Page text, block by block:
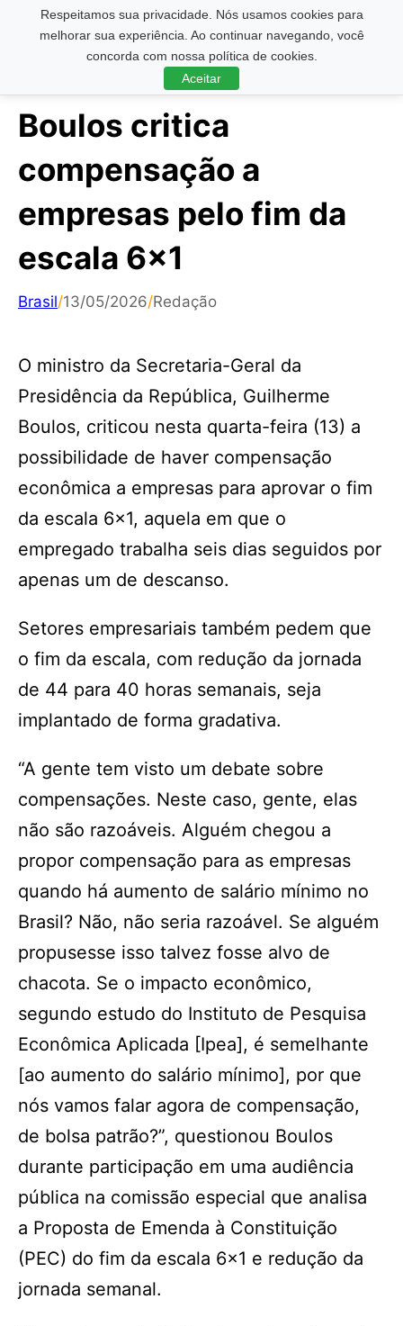
Respeitamos sua privacidade. Nós usamos cookies para
melhorar sua experiência. Ao continuar navegando, você
concorda com nossa política de cookies.
Aceitar
Pesquisar ...
Boulos critica
compensação a
empresas pelo fim da
escala 6×1
Brasil/13/05/2026/Redação
O ministro da Secretaria-Geral da
Presidência da República, Guilherme
Boulos, criticou nesta quarta-feira (13) a
possibilidade de haver compensação
econômica a empresas para aprovar o fim
da escala 6×1, aquela em que o
empregado trabalha seis dias seguidos por
apenas um de descanso.
Setores empresariais também pedem que
o fim da escala, com redução da jornada
de 44 para 40 horas semanais, seja
implantado de forma gradativa.
“A gente tem visto um debate sobre
compensações. Neste caso, gente, elas
não são razoáveis. Alguém chegou a
propor compensação para as empresas
quando há aumento de salário mínimo no
Brasil? Não, não seria razoável. Se alguém
propusesse isso talvez fosse alvo de
chacota. Se o impacto econômico,
segundo estudo do Instituto de Pesquisa
Econômica Aplicada [Ipea], é semelhante
[ao aumento do salário mínimo], por que
nós vamos falar agora de compensação,
de bolsa patrão?”, questionou Boulos
durante participação em uma audiência
pública na comissão especial que analisa
a Proposta de Emenda à Constituição
(PEC) do fim da escala 6×1 e redução da
jornada semanal.